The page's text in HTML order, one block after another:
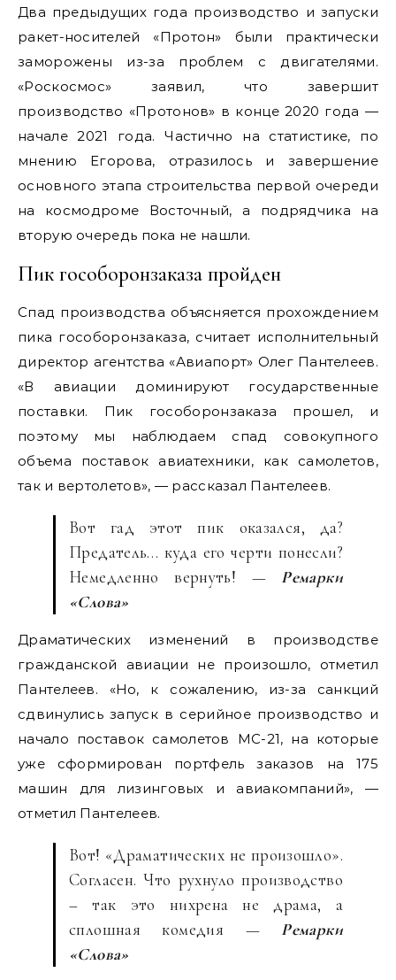
Два предыдущих года производство и запуски
ракет-носителей «Протон» были практически
заморожены из-за проблем с двигателями.
«Роскосмос» заявил, что завершит
производство «Протонов» в конце 2020 года —
начале 2021 года. Частично на статистике, по
мнению Егорова, отразилось и завершение
основного этапа строительства первой очереди
на космодроме Восточный, а подрядчика на
вторую очередь пока не нашли.
Пик гособоронзаказа пройден
Спад производства объясняется прохождением
пика гособоронзаказа, считает исполнительный
директор агентства «Авиапорт» Олег Пантелеев.
«В авиации доминируют государственные
поставки. Пик гособоронзаказа прошел, и
поэтому мы наблюдаем спад совокупного
объема поставок авиатехники, как самолетов,
так и вертолетов», — рассказал Пантелеев.
Вот гад этот пик оказался, да?
Предатель… куда его черти понесли?
Немедленно вернуть! — Ремарки
«Слова»
Драматических изменений в производстве
гражданской авиации не произошло, отметил
Пантелеев. «Но, к сожалению, из-за санкций
сдвинулись запуск в серийное производство и
начало поставок самолетов МС-21, на которые
уже сформирован портфель заказов на 175
машин для лизинговых и авиакомпаний», —
отметил Пантелеев.
Вот! «Драматических не произошло».
Согласен. Что рухнуло производство
– так это нихрена не драма, а
сплошная комедия — Ремарки
«Слова»